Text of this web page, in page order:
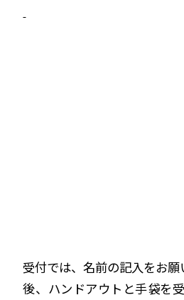
受付では、名前の記入をお願
後、ハンドアウトと手袋を